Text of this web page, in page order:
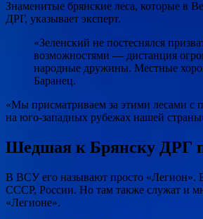
Знаменитые брянские леса, которые в
ДРГ, указывает эксперт.
«Зеленский не постеснялся
возможностями — дистанция
народные дружины. Местные
Баранец.
«Мы присматриваем за этими лесами с
на юго-западных рубежах нашей
Шедшая к Брянску ДРГ
В ВСУ его называют просто «Легион».
СССР, России. Но там также служат и
«Легионе».